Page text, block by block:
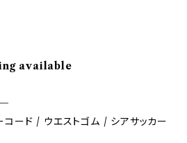
available
—
ード / ウエストゴム / シアサッカー